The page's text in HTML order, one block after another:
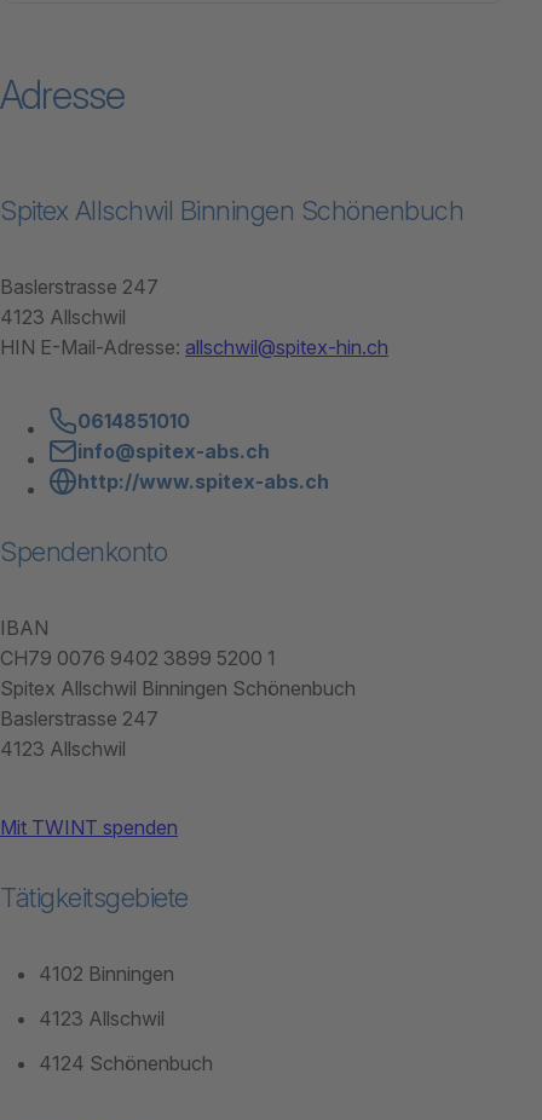
Adresse
Spitex Allschwil Binningen Schönenbuch
Baslerstrasse 247
4123 Allschwil
HIN E-Mail-Adresse: allschwil@spitex-hin.ch
0614851010
info@spitex-abs.ch
http://www.spitex-abs.ch
Spendenkonto
IBAN
CH79 0076 9402 3899 5200 1
Spitex Allschwil Binningen Schönenbuch
Baslerstrasse 247
4123 Allschwil
Mit TWINT spenden
Tätigkeitsgebiete
4102 Binningen
4123 Allschwil
4124 Schönenbuch